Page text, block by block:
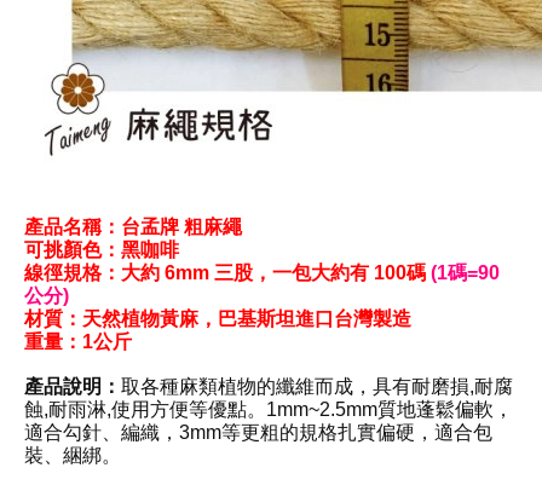
產品名稱：台孟牌 粗 麻繩
可挑顏色：黑咖啡
線徑規格： 大約 6mm 三股 ， 一包大約有 100碼 (1碼=90
公分)
材質 ：天然植物黃麻，巴基斯坦進口台灣製造
重量：1公斤
產品說明： 取各種麻類植物的纖維而成，具有耐磨損,耐腐
蝕,耐雨淋,使用方便等優點。1mm~2.5mm質地蓬鬆偏軟 ，
適合勾針
編織 ，3mm等更粗的規格扎實偏硬 ，適合包
裝 、綑綁。